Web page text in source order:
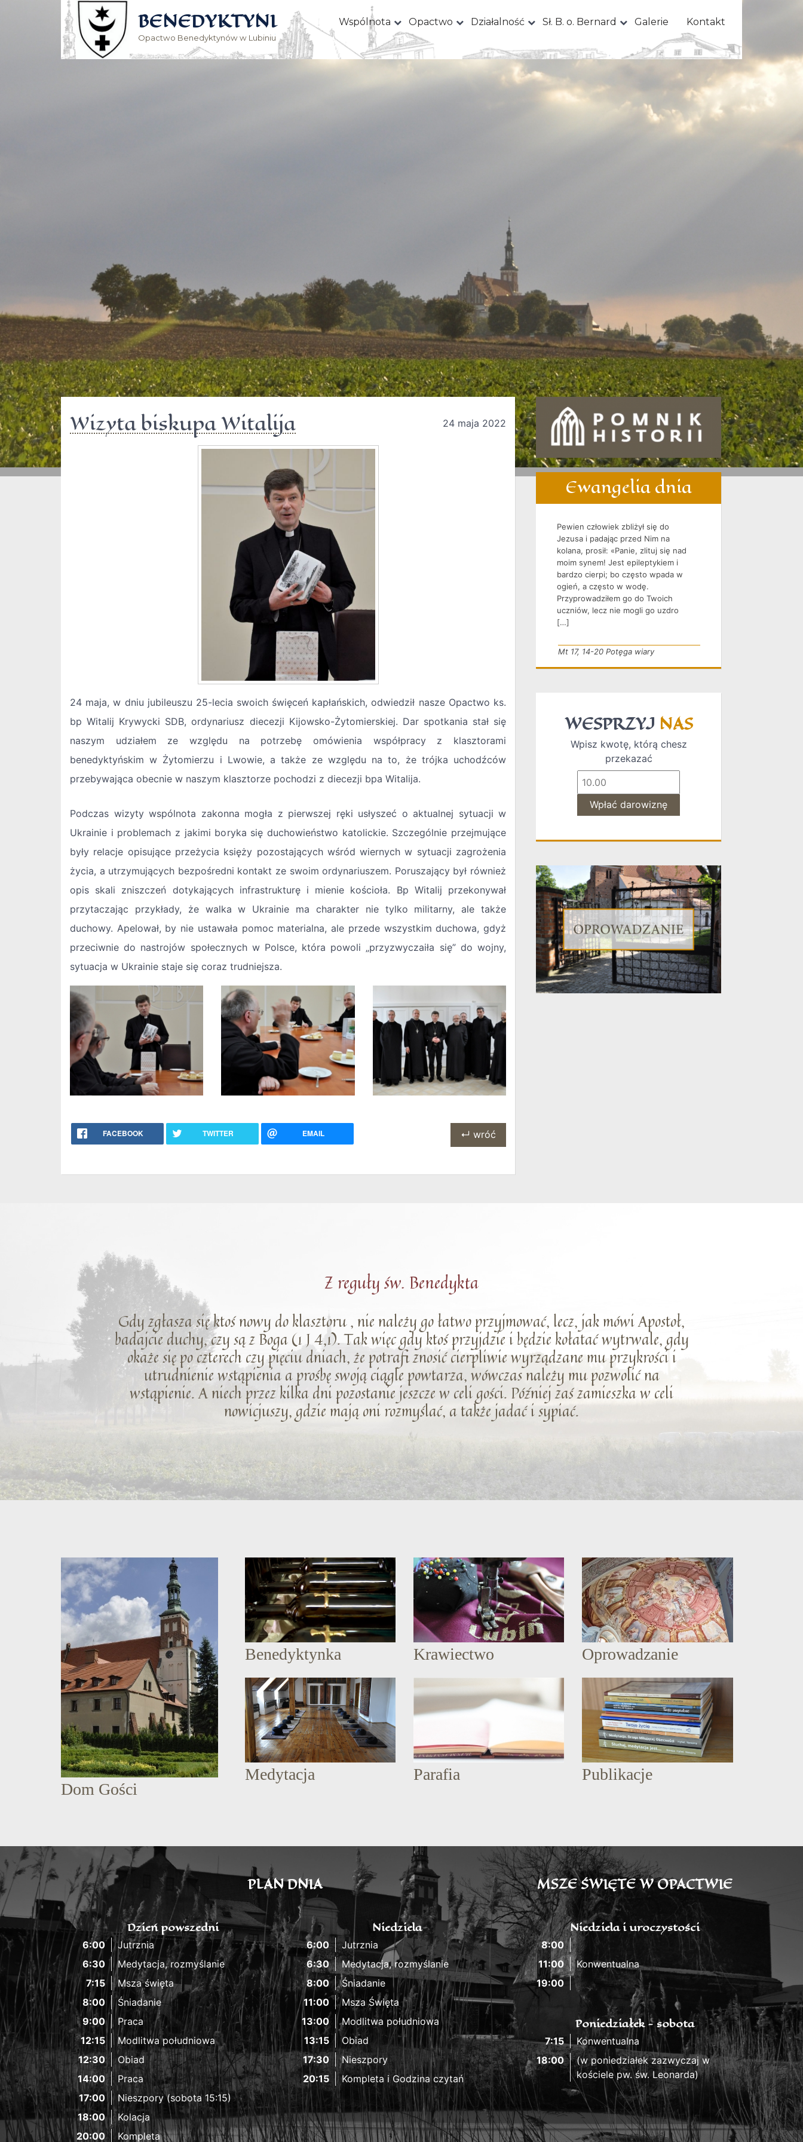
BENEDYKTYNI
Opactwo Benedyktynów w Lubiniu
Wspólnota Opactwo Działalność Sł. B. o. Bernard Galerie Kontakt
Wizyta biskupa Witalija 24 maja 2022
24 maja, w dniu jubileuszu 25-lecia swoich święceń kapłańskich, odwiedził nasze Opactwo ks.
bp Witalij Krywycki SDB, ordynariusz diecezji Kijowsko-Żytomierskiej. Dar spotkania stał się
naszym udziałem ze względu na potrzebę omówienia współpracy z klasztorami
benedyktyńskim w Żytomierzu i Lwowie, a także ze względu na to, że trójka uchodźców
przebywająca obecnie w naszym klasztorze pochodzi z diecezji bpa Witalija.
Podczas wizyty wspólnota zakonna mogła z pierwszej ręki usłyszeć o aktualnej sytuacji w
Ukrainie i problemach z jakimi boryka się duchowieństwo katolickie. Szczególnie przejmujące
były relacje opisujące przeżycia księży pozostających wśród wiernych w sytuacji zagrożenia
życia, a utrzymujących bezpośredni kontakt ze swoim ordynariuszem. Poruszający był również
opis skali zniszczeń dotykających infrastrukturę i mienie kościoła. Bp Witalij przekonywał
przytaczając przykłady, że walka w Ukrainie ma charakter nie tylko militarny, ale także
duchowy. Apelował, by nie ustawała pomoc materialna, ale przede wszystkim duchowa, gdyż
przeciwnie do nastrojów społecznych w Polsce, która powoli „przyzwyczaiła się” do wojny,
sytuacja w Ukrainie staje się coraz trudniejsza.
FACEBOOK TWITTER EMAIL ↵ wróć
Ewangelia dnia
Pewien człowiek zbliżył się do
Jezusa i padając przed Nim na
kolana, prosił: «Panie, zlituj się nad
moim synem! Jest epileptykiem i
bardzo cierpi; bo często wpada w
ogień, a często w wodę.
Przyprowadziłem go do Twoich
uczniów, lecz nie mogli go uzdro
[…]
Mt 17, 14-20 Potęga wiary
WESPRZYJ NAS
Wpisz kwotę, którą chesz
przekazać
Z reguły św. Benedykta
Gdy zgłasza się ktoś nowy do klasztoru , nie należy go łatwo przyjmować, lecz, jak mówi Apostoł,
badajcie duchy, czy są z Boga (1 J 4,1). Tak więc gdy ktoś przyjdzie i będzie kołatać wytrwale, gdy
okaże się po czterech czy pięciu dniach, że potrafi znosić cierpliwie wyrządzane mu przykrości i
utrudnienie wstąpienia a prośbę swoją ciągle powtarza, wówczas należy mu pozwolić na
wstąpienie. A niech przez kilka dni pozostanie jeszcze w celi gości. Później zaś zamieszka w celi
nowicjuszy, gdzie mają oni rozmyślać, a także jadać i sypiać.
Dom Gości
Benedyktynka Krawiectwo Oprowadzanie
Medytacja Parafia Publikacje
PLAN DNIA
Dzień powszedni
6:00
Jutrznia
6:30
Medytacja, rozmyślanie
7:15
Msza święta
8:00
Śniadanie
9:00
Praca
12:15
Modlitwa południowa
12:30
Obiad
14:00
Praca
17:00
Nieszpory (sobota 15:15)
18:00
Kolacja
20:00
Kompleta
Niedziela
6:00
Jutrznia
6:30
Medytacja, rozmyślanie
8:00
Śniadanie
11:00
Msza Święta
13:00
Modlitwa południowa
13:15
Obiad
17:30
Nieszpory
20:15
Kompleta i Godzina czytań
MSZE ŚWIĘTE W OPACTWIE
Niedziela i uroczystości
8:00
11:00
Konwentualna
19:00
Poniedziałek - sobota
7:15
Konwentualna
18:00
(w poniedziałek zazwyczaj w
kościele pw. św. Leonarda)